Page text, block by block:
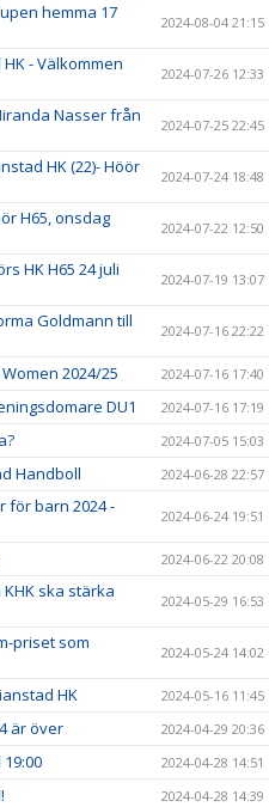
hemma 17
2024-08-04 21:15
- Välkommen
2024-07-26 12:33
Nasser från
2024-07-25 22:45
HK (22)- Höör
2024-07-24 18:48
H65, onsdag
2024-07-22 12:50
HK H65 24 juli
2024-07-19 13:07
Goldmann till
2024-07-16 22:22
2024/25 2024-07-16 17:40
DU1 2024-07-16 17:19
2024-07-05 15:03
Handboll 2024-06-28 22:57
för barn 2024 -
2024-06-24 19:51
2024-06-22 20:08
ska stärka
2024-05-29 16:53
priset som
2024-05-24 14:02
HK 2024-05-16 11:45
är över 2024-04-29 20:36
2024-04-28 14:51
2024-04-28 14:39